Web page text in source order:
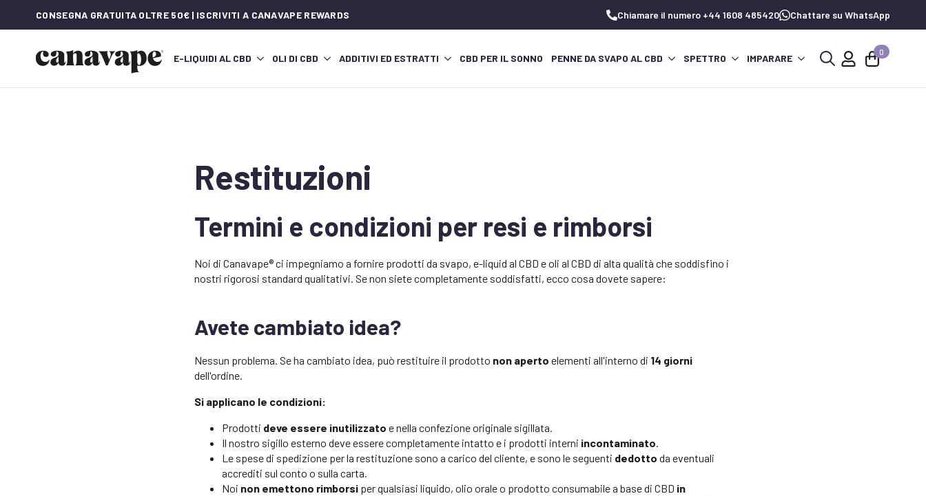
CONSEGNA GRATUITA OLTRE 50€ | ISCRIVITI A CANAVAPE REWARDS Chiamare il numero +44 1608 485420 Chattare su WhatsApp
E-LIQUIDI AL CBD OLI DI CBD ADDITIVI ED ESTRATTI CBD PER IL SONNO PENNE DA SVAPO AL CBD SPETTRO IMPARARE
0
Restituzioni
Termini e condizioni per resi e rimborsi
Noi di Canavape® ci impegniamo a fornire prodotti da svapo, e-liquid al CBD e oli al CBD di alta qualità che soddisfino i
nostri rigorosi standard qualitativi. Se non siete completamente soddisfatti, ecco cosa dovete sapere:
Avete cambiato idea?
Nessun problema. Se ha cambiato idea, può restituire il prodotto non aperto elementi all'interno di 14 giorni
dell'ordine.
Si applicano le condizioni:
Prodotti deve essere inutilizzato e nella confezione originale sigillata.
Il nostro sigillo esterno deve essere completamente intatto e i prodotti interni incontaminato.
Le spese di spedizione per la restituzione sono a carico del cliente, e sono le seguenti dedotto da eventuali
accrediti sul conto o sulla carta.
Noi non emettono rimborsi per qualsiasi liquido, olio orale o prodotto consumabile a base di CBD in